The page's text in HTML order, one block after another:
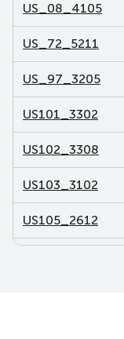
US_08_4105
US_72_5211
US_97_3205
US101_3302
US102_3308
US103_3102
US105_2612